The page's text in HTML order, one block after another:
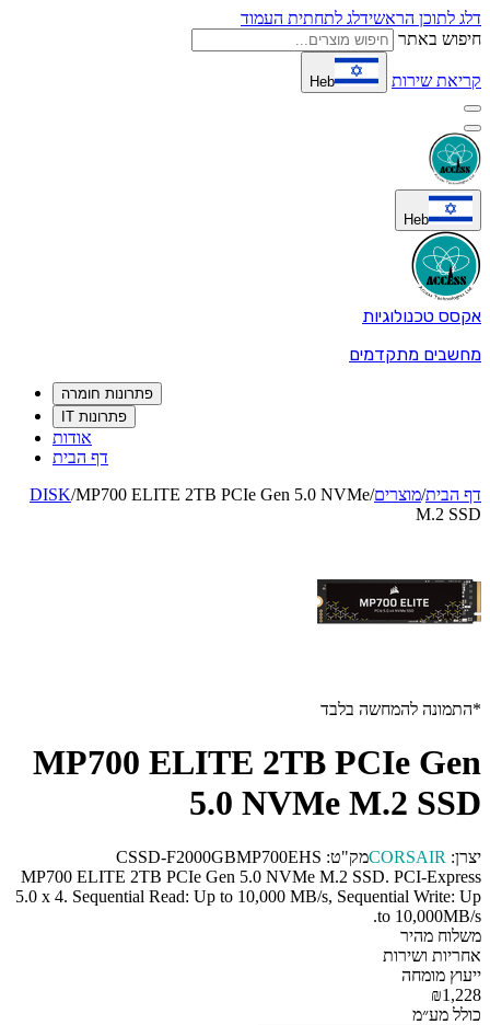
דלג לתוכן הראשידלג לתחתית העמוד
חיפוש באתר
קריאת שירות Heb
Heb
אקסס טכנולוגיות
מחשבים מתקדמים
פתרונות חומרה
פתרונות IT
אודות
דף הבית
דף הבית/מוצרים/
DISK/MP700 ELITE 2TB PCIe Gen 5.0 NVMe
M.2 SSD
*התמונה להמחשה בלבד
MP700 ELITE 2TB PCIe Gen
5.0 NVMe M.2 SSD
יצרן: CORSAIRמק"ט: CSSD-F2000GBMP700EHS
MP700 ELITE 2TB PCIe Gen 5.0 NVMe M.2 SSD. PCI-Express
5.0 x 4. Sequential Read: Up to 10,000 MB/s, Sequential Write: Up
to 10,000MB/s.
משלוח מהיר
אחריות ושירות
ייעוץ מומחה
₪1,228
כולל מע״מ